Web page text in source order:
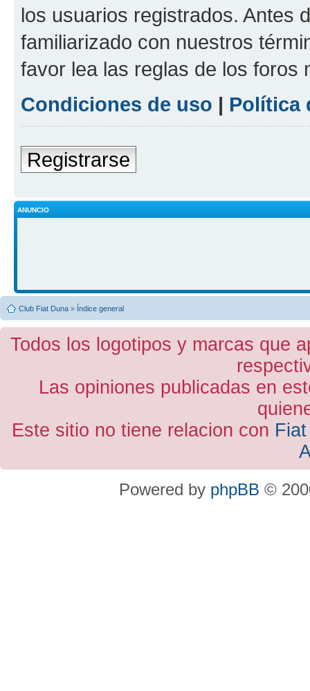
los usuarios registrados. Antes
familiarizado con nuestros
favor lea las reglas de los foros
Condiciones de uso | Política
Registrarse
ANUNCIO
Club Fiat Duna » Índice general
Todos los logotipos y marcas que
Las opiniones publicadas en
Este sitio no tiene relacion con
Powered by phpBB ©